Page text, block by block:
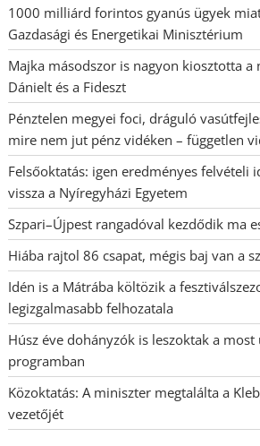
1000 milliárd forintos gyanús ügyek
Gazdasági és Energetikai Minisztérium
Majka másodszor is nagyon kiosztotta a
Dánielt és a Fideszt
Pénztelen megyei foci, dráguló
mire nem jut pénz vidéken – független
Felsőoktatás: igen eredményes felvételi
vissza a Nyíregyházi Egyetem
Szpari–Újpest rangadóval kezdődik ma
Hiába rajtol 86 csapat, mégis baj van a
Idén is a Mátrába költözik a
legizgalmasabb felhozatala
Húsz éve dohányzók is leszoktak a
programban
Közoktatás: A miniszter megtalálta a
vezetőjét